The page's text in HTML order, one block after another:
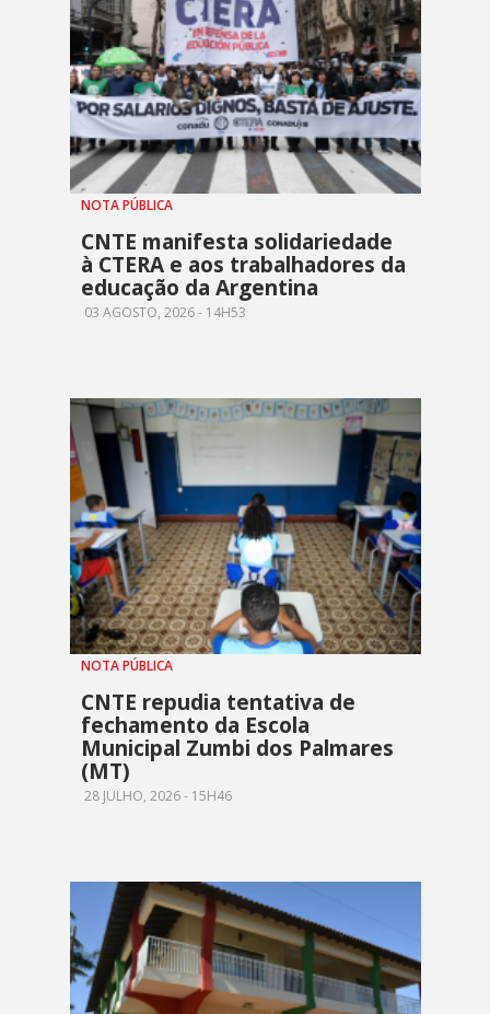
NOTA PÚBLICA
CNTE manifesta solidariedade
à CTERA e aos trabalhadores da
educação da Argentina
03 AGOSTO, 2026 - 14H53
NOTA PÚBLICA
CNTE repudia tentativa de
fechamento da Escola
Municipal Zumbi dos Palmares
(MT)
28 JULHO, 2026 - 15H46